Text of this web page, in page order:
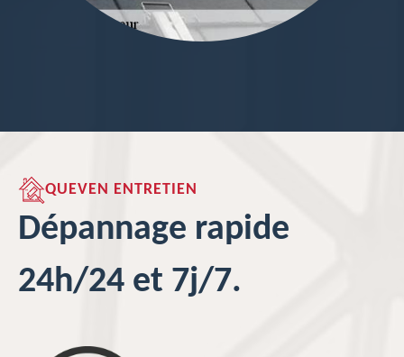
QUEVEN ENTRETIEN
Dépannage rapide
24h/24 et 7j/7.